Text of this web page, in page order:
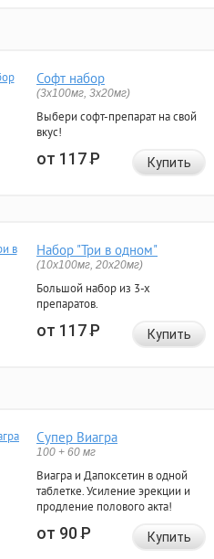
Софт набор
(3x100мг, 3x20мг)
Выбери софт-препарат на свой
вкус!
от 117Р Купить
Набор "Три в одном"
(10x100мг, 20x20мг)
Большой набор из 3-х
препаратов.
от 117Р Купить
Супер Виагра
100 + 60 мг
Виагра и Дапоксетин в одной
таблетке. Усиление эрекции и
продление полового акта!
от 90Р Купить